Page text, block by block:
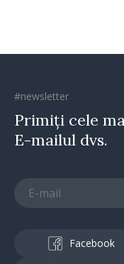
#newsletter
Primiți cele
E-mailul dvs.
Facebook